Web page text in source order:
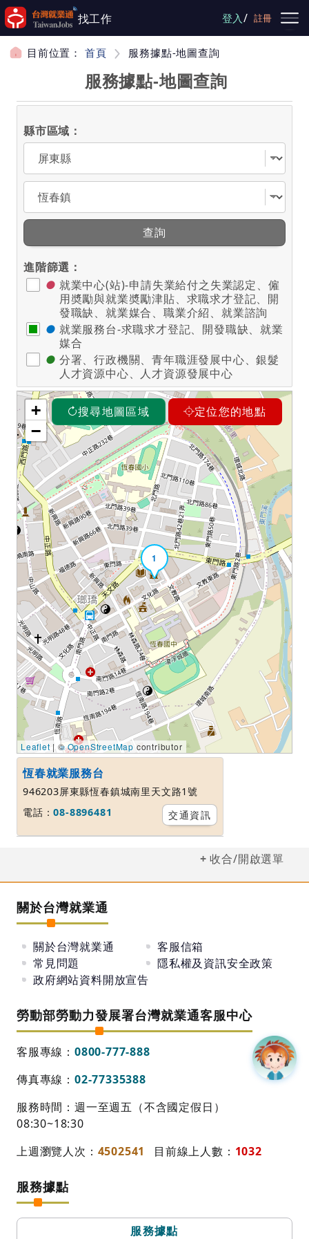
跳到主要內容
找工作 登入/ 註冊
目前位置： 首頁 服務據點-地圖查詢
服務據點-地圖查詢
縣市區域：
選擇縣市
選擇區域
查詢
進階篩選：
● 就業中心(站)-申請失業給付之失業認定、僱
用奬勵與就業奬勵津貼、求職求才登記、開
發職缺、就業媒合、職業介紹、就業諮詢
● 就業服務台-求職求才登記、開發職缺、就業
媒合
● 分署、行政機關、青年職涯發展中心、銀髮
人才資源中心、人才資源發展中心
搜尋地圖區域 定位您的地點
1
+
−
Leaflet | ©OpenStreetMap contributor
恆春就業服務台
946203屏東縣恆春鎮城南里天文路1號
電話：08-8896481 交通資訊
收合/開啟選單
關於台灣就業通
關於台灣就業通
客服信箱
常見問題
隱私權及資訊安全政策
政府網站資料開放宣告
勞動部勞動力發展署台灣就業通客服中心
客服專線： 0800-777-888
傳真專線： 02-77335388
服務時間：週一至週五（不含國定假日）
08:30~18:30
上週瀏覽人次： 4502541 目前線上人數： 1032
服務據點
服務據點